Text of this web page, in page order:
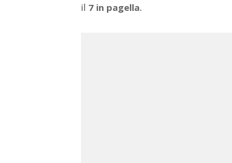
il 7 in pagella.